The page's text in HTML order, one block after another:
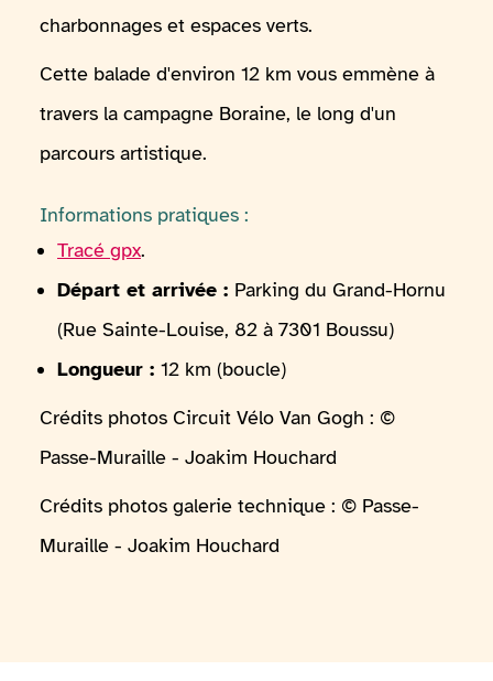
charbonnages et espaces verts.
Cette balade d'environ 12 km vous emmène à
travers la campagne Boraine, le long d'un
parcours artistique.
Informations pratiques :
Tracé gpx.
Départ et arrivée : Parking du Grand-Hornu
(Rue Sainte-Louise, 82 à 7301 Boussu)
Longueur : 12 km (boucle)
Crédits photos Circuit Vélo Van Gogh : ©
Passe-Muraille - Joakim Houchard
Crédits photos galerie technique : © Passe-
Muraille - Joakim Houchard